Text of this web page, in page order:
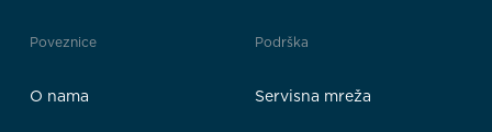
Poveznice
O nama
Podrška
Servisna mreža